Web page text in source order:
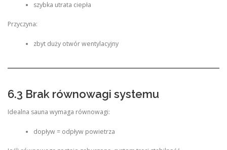
szybka utrata ciepła
Przyczyna:
zbyt duży otwór wentylacyjny
6.3 Brak równowagi systemu
Idealna sauna wymaga równowagi:
dopływ = odpływ powietrza